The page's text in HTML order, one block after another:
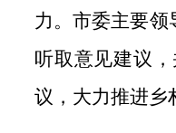
力。市委主要领
听取意见建议
议，大力推进乡